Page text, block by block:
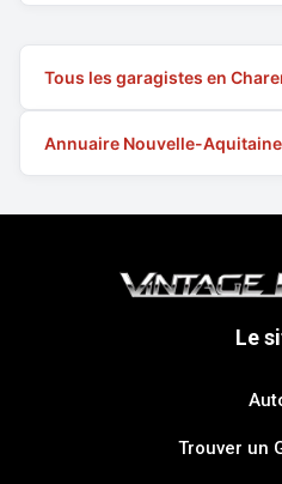
Tous les garagistes en
Annuaire Nouvelle-Aquitaine
Le
Trouver un